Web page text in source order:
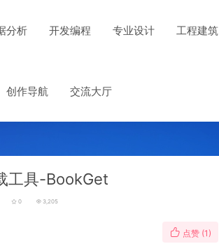
分析 开发编程 专业设计 工程建筑
创作导航 交流大厅
工具-BookGet
0 3,205
点赞 (1)